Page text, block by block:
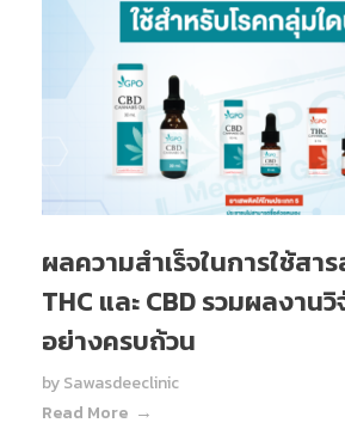
ผลความสำเร็จในการใช้ส
THC และ CBD รวมผลงาน
อย่างครบถ้วน
bySawasdeeclinic
Read More